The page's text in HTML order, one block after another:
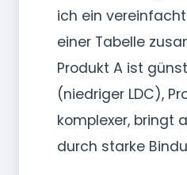
ich ein
einer Tabelle
Produkt A ist
(niedriger LDC),
komplexer, bringt
durch starke